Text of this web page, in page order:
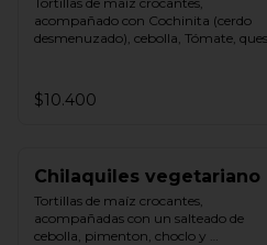
acompañado con Cochinita (cerdo
desmenuzado), cebolla, Tómate,
$10.400
Chilaquiles vegetariano
Tortillas de maíz crocantes,
acompañadas con un salteado de
cebolla, pimenton, choclo y